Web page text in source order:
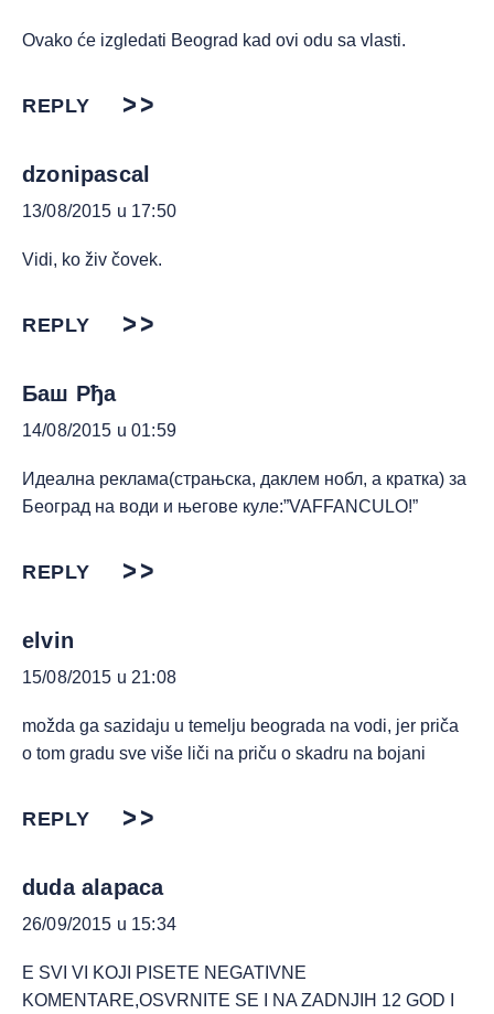
Ovako će izgledati Beograd kad ovi odu sa vlasti.
REPLY
dzonipascal
13/08/2015 u 17:50
Vidi, ko živ čovek.
REPLY
Баш Рђа
14/08/2015 u 01:59
Идеална реклама(страњска, даклем нобл, а кратка) за
Београд на води и његове куле:”VAFFANCULO!”
REPLY
elvin
15/08/2015 u 21:08
možda ga sazidaju u temelju beograda na vodi, jer priča
o tom gradu sve više liči na priču o skadru na bojani
REPLY
duda alapaca
26/09/2015 u 15:34
E SVI VI KOJI PISETE NEGATIVNE
KOMENTARE,OSVRNITE SE I NA ZADNJIH 12 GOD I